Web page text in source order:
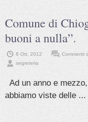
Comune di
buoni a nulla”.
6 Ott, 2012 Commenti
segreteria
Ad un anno e
abbiamo viste delle ...